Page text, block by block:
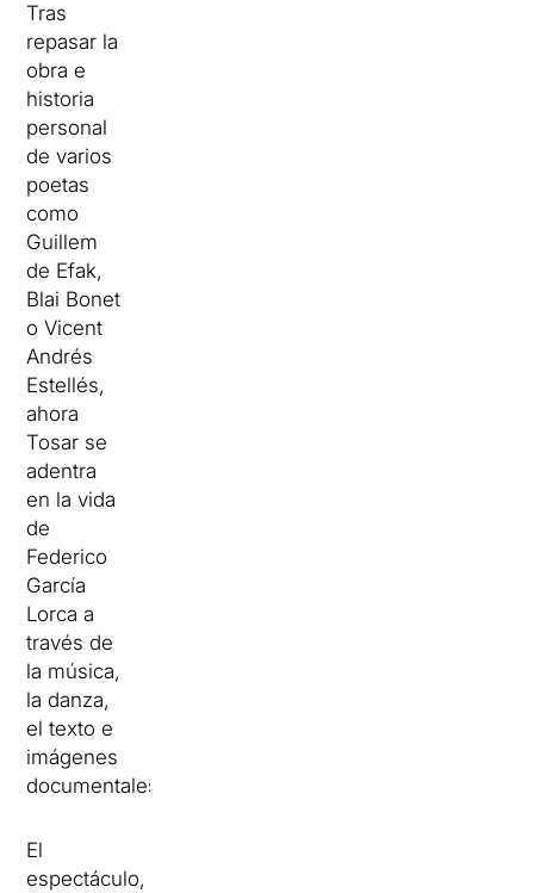
Tras
repasar la
obra e
historia
personal
de varios
poetas
como
Guillem
de Efak,
Blai Bonet
o Vicent
Andrés
Estellés,
ahora
Tosar se
adentra
en la vida
de
Federico
García
Lorca a
través de
la música,
la danza,
el texto e
imágenes
documentales
El
espectáculo,